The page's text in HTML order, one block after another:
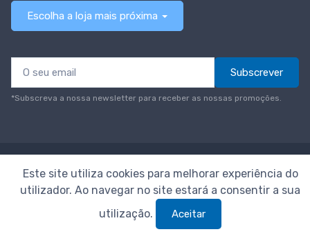
Escolha a loja mais próxima
Subscrever
*Subscreva a nossa newsletter para receber as nossas promoções.
© Todos os direitos reservadosNeomáquina
Este site utiliza cookies para melhorar experiência do
utilizador. Ao navegar no site estará a consentir a sua
utilização.
Aceitar